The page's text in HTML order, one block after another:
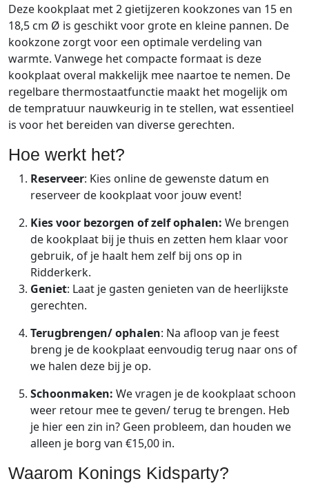
Deze kookplaat met 2 gietijzeren kookzones van 15 en
18,5 cm Ø is geschikt voor grote en kleine pannen. De
kookzone zorgt voor een optimale verdeling van
warmte. Vanwege het compacte formaat is deze
kookplaat overal makkelijk mee naartoe te nemen. De
regelbare thermostaatfunctie maakt het mogelijk om
de tempratuur nauwkeurig in te stellen, wat essentieel
is voor het bereiden van diverse gerechten.
Hoe werkt het?
Reserveer: Kies online de gewenste datum en
reserveer de kookplaat voor jouw event!
Kies voor bezorgen of zelf ophalen: We brengen
de kookplaat bij je thuis en zetten hem klaar voor
gebruik, of je haalt hem zelf bij ons op in
Ridderkerk.
Geniet: Laat je gasten genieten van de heerlijkste
gerechten.
Terugbrengen/ ophalen: Na afloop van je feest
breng je de kookplaat eenvoudig terug naar ons of
we halen deze bij je op.
Schoonmaken: We vragen je de kookplaat schoon
weer retour mee te geven/ terug te brengen. Heb
je hier een zin in? Geen probleem, dan houden we
alleen je borg van €15,00 in.
Waarom Konings Kidsparty?